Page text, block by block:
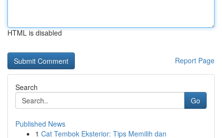
HTML is disabled
Report Page
Search
Go
Published News
1 Cat Tembok Eksterior: Tips Memilih dan